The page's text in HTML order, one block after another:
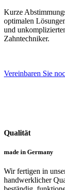
Kurze
optimalen
und
Zahntechniker.
Vereinbaren Sie
Qualität
made in Germany
Wir fertigen in
handwerklicher